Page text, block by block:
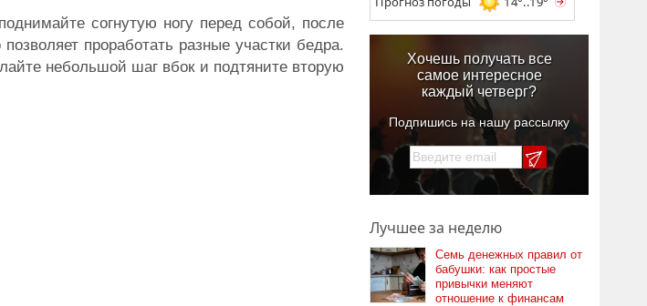
согнутую ногу перед собой, после
проработать разные участки бедра.
небольшой шаг вбок и подтяните вторую
Хочешь получать все
самое интересное
каждый четверг?
Подпишись на нашу рассылку
Лучшее за неделю
Семь денежных правил от
бабушки: как простые
привычки меняют
отношение к финансам